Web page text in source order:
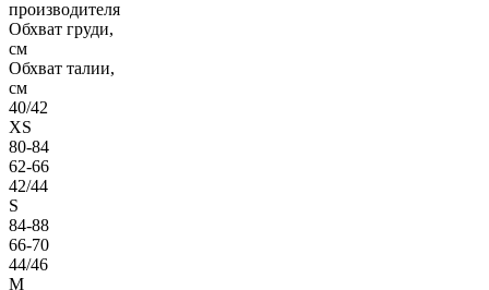
производителя
Обхват груди,
см
Обхват талии,
см
40/42
XS
80-84
62-66
42/44
S
84-88
66-70
44/46
M